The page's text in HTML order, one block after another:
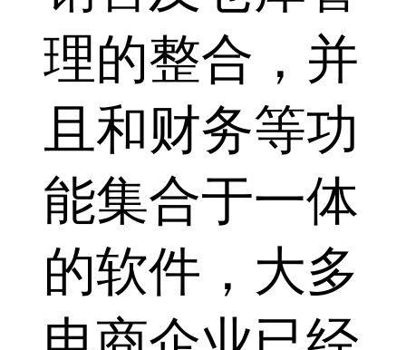
理的整合，并
且和财务等功
能集合于一体
的软件，大多